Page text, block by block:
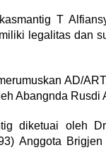
T
legalitas dan
AD/
Abangnda Rusdi
diketuai oleh
Anggota